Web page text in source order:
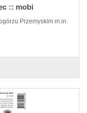
:: mobi
Przemyskim m.in.